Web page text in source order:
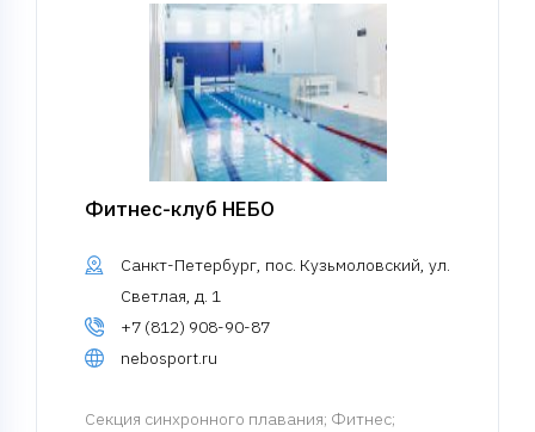
Фитнес-клуб НЕБО
Санкт-Петербург, пос. Кузьмоловский, ул.
Светлая, д. 1
+7 (812) 908-90-87
nebosport.ru
Cекция синхронного плавания; Фитнес;